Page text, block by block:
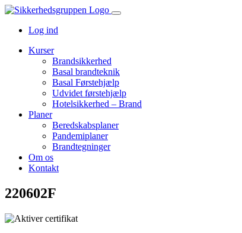
Log ind
Kurser
Brandsikkerhed
Basal brandteknik
Basal Førstehjælp
Udvidet førstehjælp
Hotelsikkerhed – Brand
Planer
Beredskabsplaner
Pandemiplaner
Brandtegninger
Om os
Kontakt
220602F